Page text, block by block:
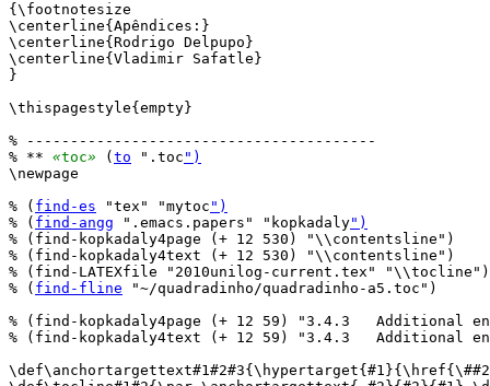
{\footnotesize
\centerline{Apêndices:}
\centerline{Rodrigo Delpupo}
\centerline{Vladimir Safatle}
}
\thispagestyle{empty}
% ----------------------------------------
% ** «toc» ( to ".toc ")
\newpage
% ( find-es "tex" "mytoc ")
% ( find-angg ".emacs.papers" "kopkadaly")
% (find-kopkadaly4page (+ 12 530) "\\contentsline")
% (find-kopkadaly4text (+ 12 530) "\\contentsline")
% (find-LATEXfile "2010unilog-current.tex" "\\tocline")
% ( find-fline "~/quadradinho/quadradinho-a5.toc")
% (find-kopkadaly4page (+ 12 59) "3.4.3   Additional
% (find-kopkadaly4text (+ 12 59) "3.4.3   Additional